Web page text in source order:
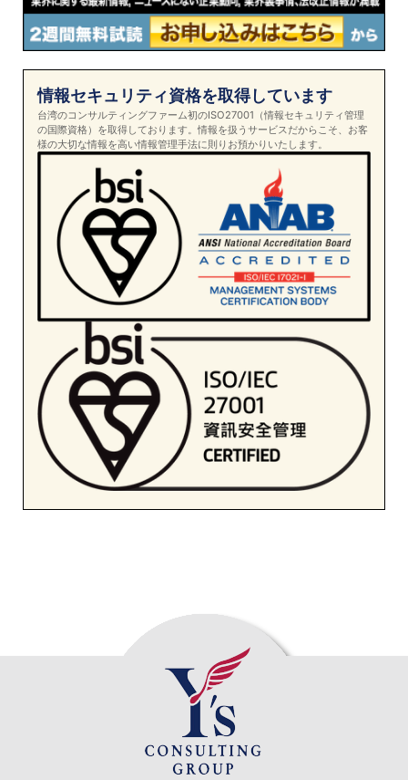
情報セキュリティ資格を取得しています
台湾のコンサルティングファーム初のISO27001（情報セキュリティ管理
の国際資格）を取得しております。情報を扱うサービスだからこそ、お客
様の大切な情報を高い情報管理手法に則りお預かりいたします。